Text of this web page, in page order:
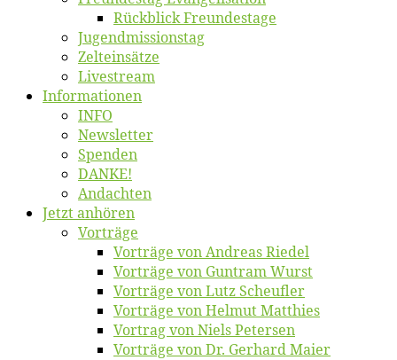
Rück­blick Freundestage
Jugend­mis­sions­tag
Zelt­ein­sät­ze
Live­stream
Informatio­nen
INFO
News­let­ter
Spen­den
DANKE!
An­dach­ten
Jetzt an­hö­ren
Vor­trä­ge
Vor­trä­ge von An­dre­as Riedel
Vor­trä­ge von Gun­tram Wurst
Vor­trä­ge von Lutz Scheufler
Vor­trä­ge von Hel­mut Matthies
Vor­trag von Niels Petersen
Vor­trä­ge von Dr. Ger­hard Maier